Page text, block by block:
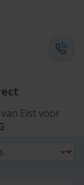
Elst voor